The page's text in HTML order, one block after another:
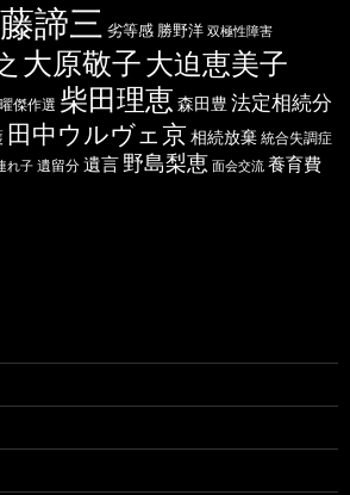
諦三 劣等感 勝野洋 双極性障害
大原敬子大迫恵美子
傑作選 柴田理恵 森田豊 法定相続分
田中ウルヴェ京相続放棄 統合失調症
れ子 遺留分 遺言 野島梨恵 面会交流 養育費